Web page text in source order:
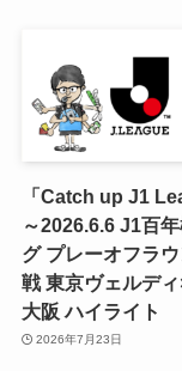
「Catch up J1
～2026.6.6 J1百
グ プレーオフラ
戦 東京ヴェルデ
大阪 ハイライト
2026年7月23日